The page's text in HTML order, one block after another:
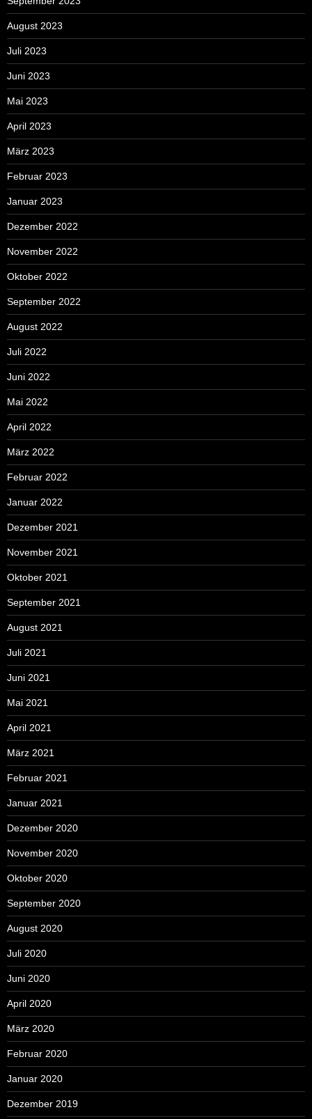
August 2023
Juli 2023
Juni 2023
Mai 2023
April 2023
März 2023
Februar 2023
Januar 2023
Dezember 2022
November 2022
Oktober 2022
September 2022
August 2022
Juli 2022
Juni 2022
Mai 2022
April 2022
März 2022
Februar 2022
Januar 2022
Dezember 2021
November 2021
Oktober 2021
September 2021
August 2021
Juli 2021
Juni 2021
Mai 2021
April 2021
März 2021
Februar 2021
Januar 2021
Dezember 2020
November 2020
Oktober 2020
September 2020
August 2020
Juli 2020
Juni 2020
April 2020
März 2020
Februar 2020
Januar 2020
Dezember 2019